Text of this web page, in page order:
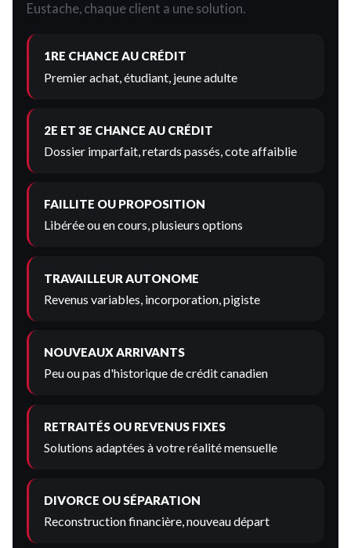
Eustache, chaque client a une solution.
1RE CHANCE AU CRÉDIT
Premier achat, étudiant, jeune adulte
2E ET 3E CHANCE AU CRÉDIT
Dossier imparfait, retards passés, cote affaiblie
FAILLITE OU PROPOSITION
Libérée ou en cours, plusieurs options
TRAVAILLEUR AUTONOME
Revenus variables, incorporation, pigiste
NOUVEAUX ARRIVANTS
Peu ou pas d'historique de crédit canadien
RETRAITÉS OU REVENUS FIXES
Solutions adaptées à votre réalité mensuelle
DIVORCE OU SÉPARATION
Reconstruction financière, nouveau départ